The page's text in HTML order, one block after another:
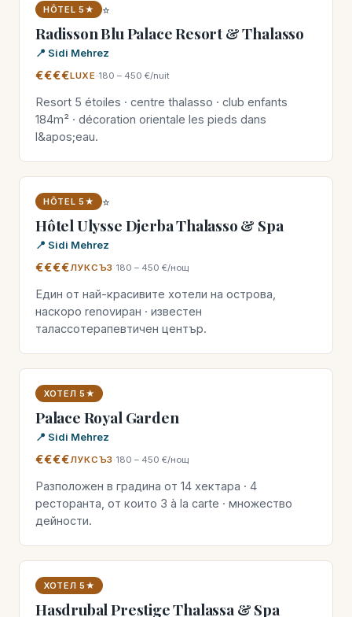
HÔTEL 5★ ⭐
Radisson Blu Palace Resort & Thalasso
📍 Sidi Mehrez
€€€€LUXE ·180 – 450 €/nuit
Resort 5 étoiles · centre thalasso · club enfants
184m² · décoration orientale les pieds dans
l&apos;eau.
HÔTEL 5★ ⭐
Hôtel Ulysse Djerba Thalasso & Spa
📍 Sidi Mehrez
€€€€ЛУКСЪЗ·180 – 450 €/нощ
Един от най-красивите хотели на острова,
наскоро renovиран · известен
талассотерапевтичен център.
ХОТЕЛ 5★
Palace Royal Garden
📍 Sidi Mehrez
€€€€ЛУКСЪЗ·180 – 450 €/нощ
Разположен в градина от 14 хектара · 4
ресторанта, от които 3 à la carte · множество
дейности.
ХОТЕЛ 5★
Hasdrubal Prestige Thalassa & Spa